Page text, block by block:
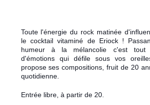
Toute l'énergie du rock matinée
le cocktail vitaminé de Eriock !
humeur à la mélancolie c'est tout
d'émotions qui défile sous vos
propose ses compositions, fruit de 20
quotidienne.
Entrée libre, à partir de 20.